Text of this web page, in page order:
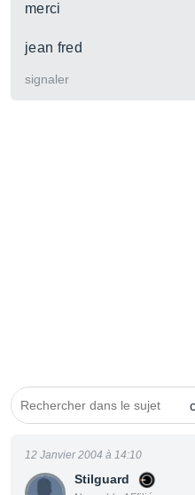
merci
jean fred
signaler
Stilguard
12 Janvier 2004 à 14:10